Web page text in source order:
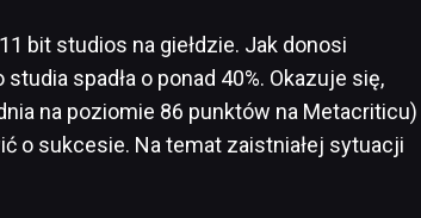
bit studios na giełdzie. Jak donosi
spadła o ponad 40%. Okazuje się,
na poziomie 86 punktów na Metacriticu)
o sukcesie. Na temat zaistniałej sytuacji